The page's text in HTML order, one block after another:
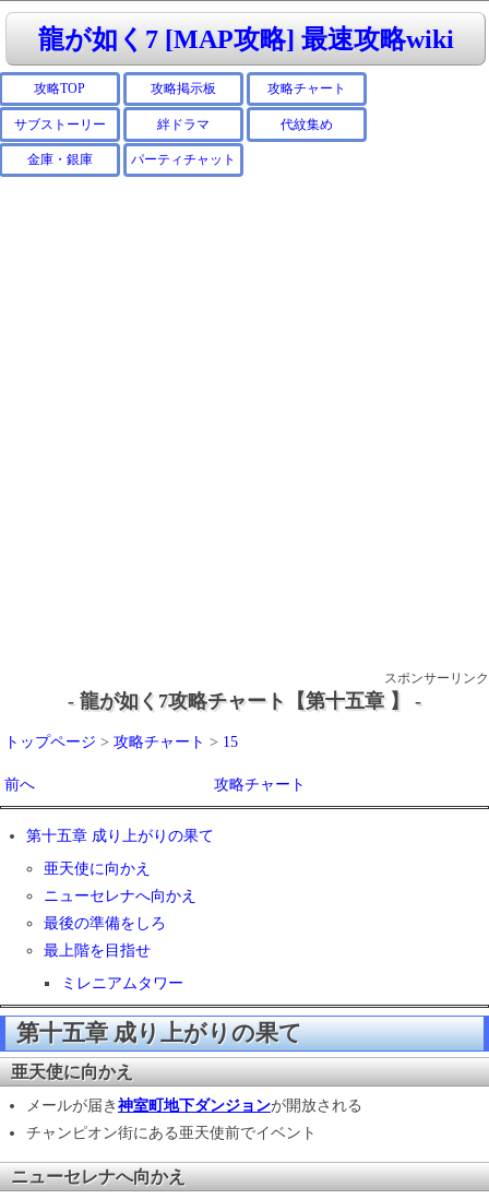
龍が如く7 [MAP攻略] 最速攻略wiki
攻略TOP 攻略掲示板 攻略チャート
サブストーリー 絆ドラマ 代紋集め
金庫・銀庫 パーティチャット
スポンサーリンク
- 龍が如く7攻略チャート【第十五章 】 -
トップページ > 攻略チャート > 15
前へ 攻略チャート
第十五章 成り上がりの果て
亜天使に向かえ
ニューセレナへ向かえ
最後の準備をしろ
最上階を目指せ
ミレニアムタワー
第十五章 成り上がりの果て
亜天使に向かえ
メールが届き 神室町地下ダンジョンが開放される
チャンピオン街にある亜天使前でイベント
ニューセレナへ向かえ